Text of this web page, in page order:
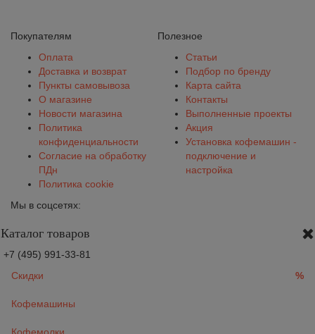
Покупателям
Оплата
Доставка и возврат
Пункты самовывоза
О магазине
Новости магазина
Политика
конфиденциальности
Согласие на обработку
ПДн
Политика cookie
Полезное
Статьи
Подбор по бренду
Карта сайта
Контакты
Выполненные проекты
Акция
Установка кофемашин -
подключение и
настройка
Мы в соцсетях:
Каталог товаров
+7 (495) 991-33-81
Скидки
%
Кофемашины